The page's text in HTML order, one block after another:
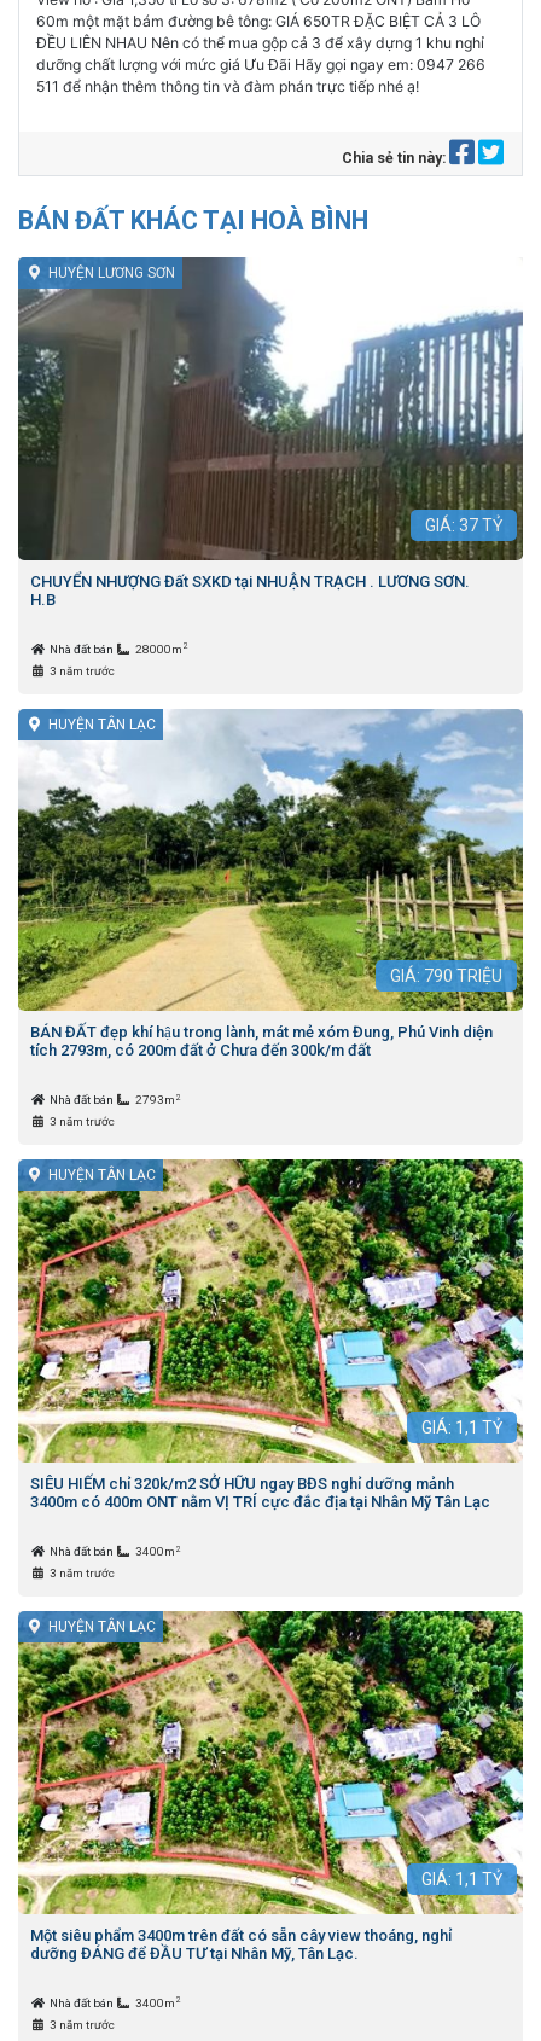
60m một mặt bám đường bê tông: GIÁ 650TR ĐẶC BIỆT CẢ 3 LÔ
ĐỀU LIÊN NHAU Nên có thể mua gộp cả 3 để xây dựng 1 khu nghỉ
dưỡng chất lượng với mức giá Ưu Đãi Hãy gọi ngay em: 0947 266
511 để nhận thêm thông tin và đàm phán trực tiếp nhé ạ!
Chia sẻ tin này:
BÁN ĐẤT KHÁC TẠI HOÀ BÌNH
HUYỆN LƯƠNG SƠN
GIÁ: 37TỶ
CHUYỂN NHƯỢNG Đất SXKD tại NHUẬN TRẠCH . LƯƠNG SƠN.
H.B
Nhà đất bán 28000m 2
3 năm trước
HUYỆN TÂN LẠC
GIÁ: 790 TRIỆU
BÁN ĐẤT đẹp khí hậu trong lành, mát mẻ xóm Đung, Phú Vinh diện
tích 2793m, có 200m đất ở Chưa đến 300k/m đất
Nhà đất bán 2793m 2
3 năm trước
HUYỆN TÂN LẠC
GIÁ: 1,1 TỶ
SIÊU HIẾM chỉ 320k/m2 SỞ HỮU ngay BĐS nghỉ dưỡng mảnh
3400m có 400m ONT nằm VỊ TRÍ cực đắc địa tại Nhân Mỹ Tân Lạc
Nhà đất bán 3400m 2
3 năm trước
HUYỆN TÂN LẠC
GIÁ: 1,1 TỶ
Một siêu phẩm 3400m trên đất có sẵn cây view thoáng, nghỉ
dưỡng ĐÁNG để ĐẦU TƯ tại Nhân Mỹ, Tân Lạc.
Nhà đất bán 3400m 2
3 năm trước